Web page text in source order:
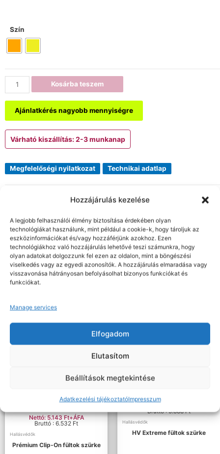
Hozzájárulás kezelése
A legjobb felhasználói élmény biztosítása érdekében olyan
technológiákat használunk, mint például a cookie-k, hogy tároljuk az
eszközinformációkat és/vagy hozzáférjünk azokhoz. Ezen
technológiákhoz való hozzájárulás lehetővé teszi számunkra, hogy
olyan adatokat dolgozzunk fel ezen az oldalon, mint a böngészési
viselkedés vagy az egyedi azonosítók. A hozzájárulás elmaradása vagy
visszavonása hátrányosan befolyásolhat bizonyos funkciókat és
funkciókat.
Manage services
Elfogadom
Elutasítom
Beállítások megtekintése
Adatkezelési tájékoztatóImpresszum
Szín
Kosárba teszem
Ajánlatkérés nagyobb mennyiségre
Várható kiszállítás: 2-3 munkanap
Megfelelőségi nyilatkozat Technikai adatlap
A termék forgalmazója: Gerta Munkavédelem - Gerta 2002 Kft.
Kategóriák:Earline® fültokok,Hallásvédők
Címke:Portwest
Kapcsolódó termékek
Hallásvédők
Kosárba teszem
Nettó: 5.143 Ft+ÁFA
Bruttó : 6.532 Ft
Hallásvédők
Prémium Clip-On fültok szürke
Bruttó : 5.888 Ft
Hallásvédők
HV Extreme fültok szürke